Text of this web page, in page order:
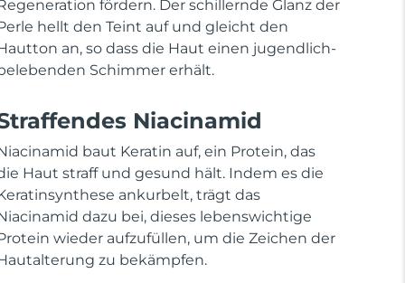
fördern. Der schillernde Glanz der
hellt den Teint auf und gleicht den
an, so dass die Haut einen jugendlich-
Schimmer erhält.
Niacinamid
baut Keratin auf, ein Protein, das
Haut straff und gesund hält. Indem es die
ankurbelt, trägt das
dazu bei, dieses lebenswichtige
wieder aufzufüllen, um die Zeichen der
zu bekämpfen.